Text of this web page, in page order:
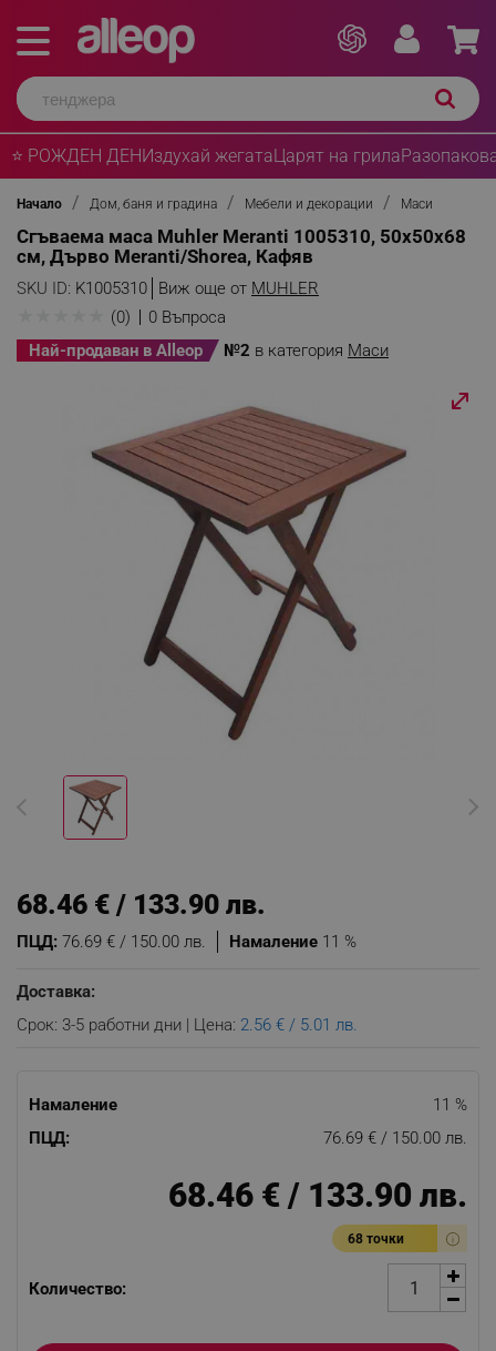
⭐ РОЖДЕН ДЕНИздухай жегатаЦарят на грила
Начало Дом, баня и градина Мебели и декорации Маси
Сгъваема маса Muhler Meranti 1005310, 50х50х68
см, Дърво Meranti/Shorea, Кафяв
SKU ID: K1005310 Виж още от MUHLER
(0)
0 Въпроса
Най-продаван в Alleop
№2 в категория Маси
Намаление 11 %
ПЦД: 76.69 € / 150.00 лв.
68.46 € / 133.90 лв.
Доставка:
Срок: 3-5 работни дни | Цена: 2.56 € / 5.01 лв.
Намаление
11 %
ПЦД:
76.69 € / 150.00 лв.
68.46 € / 133.90 лв.
68 точки
Количество: